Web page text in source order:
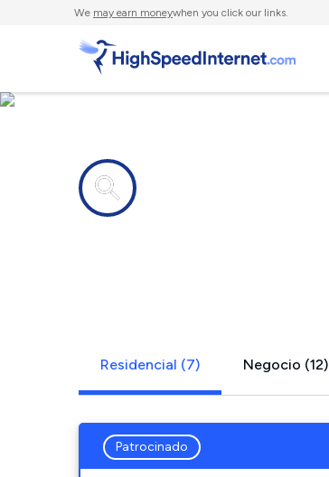
We may earn moneywhen you click our links.
Residencial (7) Negocio (12)
Patrocinado